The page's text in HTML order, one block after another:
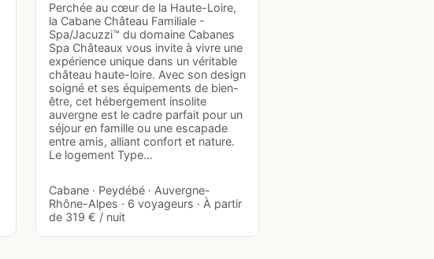
Perchée au cœur de la Haute-Loire,
la Cabane Château Familiale -
Spa/Jacuzzi™ du domaine Cabanes
Spa Châteaux vous invite à vivre une
expérience unique dans un véritable
château haute-loire. Avec son design
soigné et ses équipements de bien-
être, cet hébergement insolite
auvergne est le cadre parfait pour un
séjour en famille ou une escapade
entre amis, alliant confort et nature.
Le logement Type…
Cabane · Peydébé · Auvergne-
Rhône-Alpes · 6 voyageurs · À partir
de 319 € / nuit